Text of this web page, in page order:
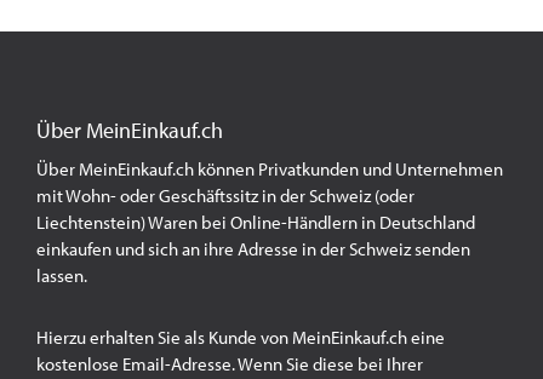
Über MeinEinkauf.ch
Über MeinEinkauf.ch können Privatkunden und Unternehmen
mit Wohn- oder Geschäftssitz in der Schweiz (oder
Liechtenstein) Waren bei Online-Händlern in Deutschland
einkaufen und sich an ihre Adresse in der Schweiz senden
lassen.
Hierzu erhalten Sie als Kunde von MeinEinkauf.ch eine
kostenlose Email-Adresse. Wenn Sie diese bei Ihrer